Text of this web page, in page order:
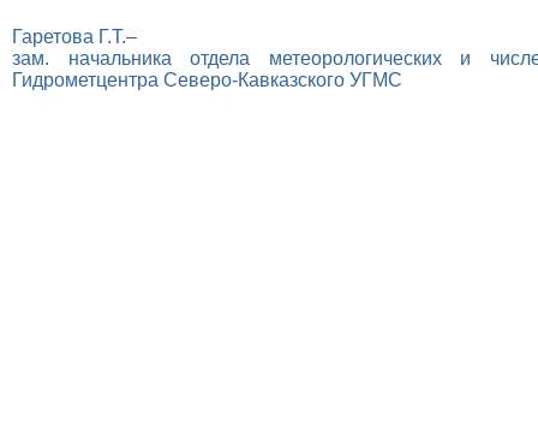
Гаретова Г.Т.–
зам. начальника отдела метеорологических и
Гидрометцентра Северо-Кавказского УГМС